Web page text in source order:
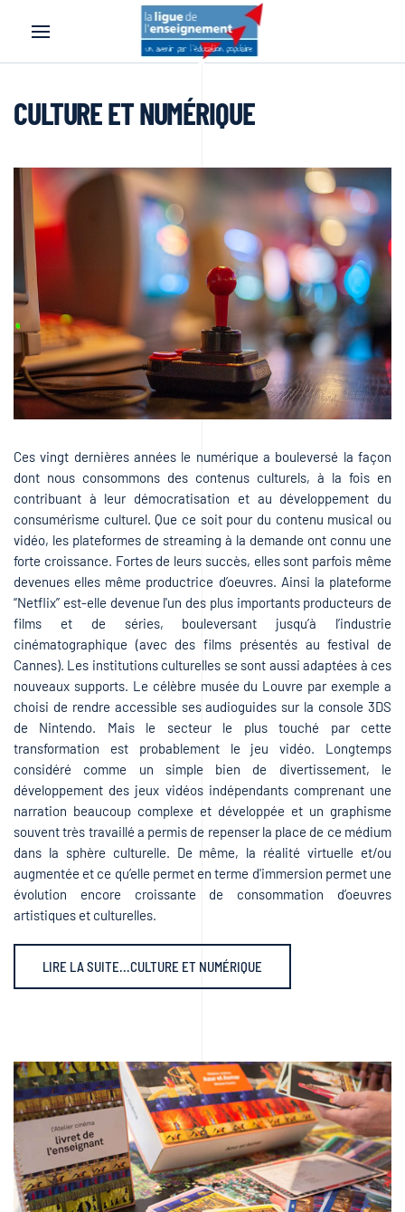
Accéder au contenu principal
CULTURE ET NUMÉRIQUE
Ces vingt dernières années le numérique a bouleversé la façon
dont nous consommons des contenus culturels, à la fois en
contribuant à leur démocratisation et au développement du
consumérisme culturel. Que ce soit pour du contenu musical ou
vidéo, les plateformes de streaming à la demande ont connu une
forte croissance. Fortes de leurs succès, elles sont parfois même
devenues elles même productrice d’oeuvres. Ainsi la plateforme
“Netflix” est-elle devenue l'un des plus importants producteurs de
films et de séries, bouleversant jusqu’à l’industrie
cinématographique (avec des films présentés au festival de
Cannes). Les institutions culturelles se sont aussi adaptées à ces
nouveaux supports. Le célèbre musée du Louvre par exemple a
choisi de rendre accessible ses audioguides sur la console 3DS
de Nintendo. Mais le secteur le plus touché par cette
transformation est probablement le jeu vidéo. Longtemps
considéré comme un simple bien de divertissement, le
développement des jeux vidéos indépendants comprenant une
narration beaucoup complexe et développée et un graphisme
souvent très travaillé a permis de repenser la place de ce médium
dans la sphère culturelle. De même, la réalité virtuelle et/ou
augmentée et ce qu’elle permet en terme d'immersion permet une
évolution encore croissante de consommation d’oeuvres
artistiques et culturelles.
LIRE LA SUITE...CULTURE ET NUMÉRIQUE